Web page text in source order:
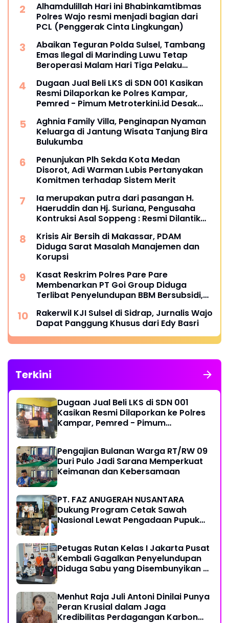
Alhamdulillah Hari ini Bhabinkamtibmas
Polres Wajo resmi menjadi bagian dari
PCL (Penggerak Cinta Lingkungan)
Abaikan Teguran Polda Sulsel, Tambang
Emas Ilegal di Marinding Luwu Tetap
Beroperasi Malam Hari Tiga Pelaku
Dugaan Jual Beli LKS di SDN 001 Kasikan
Resmi Dilaporkan ke Polres Kampar,
Pemred - Pimum Metroterkini.id Desak
Aghnia Family Villa, Penginapan Nyaman
Keluarga di Jantung Wisata Tanjung Bira
Bulukumba
Penunjukan Plh Sekda Kota Medan
Disorot, Adi Warman Lubis Pertanyakan
Komitmen terhadap Sistem Merit
Ia merupakan putra dari pasangan H.
Haeruddin dan Hj. Suriana, Pengusaha
Kontruksi Asal Soppeng : Resmi Dilantik
Krisis Air Bersih di Makassar, PDAM
Diduga Sarat Masalah Manajemen dan
Korupsi
Kasat Reskrim Polres Pare Pare
Membenarkan PT Goi Group Diduga
Terlibat Penyelundupan BBM Bersubsidi,
pare
Rakerwil KJI Sulsel di Sidrap, Jurnalis Wajo
Dapat Panggung Khusus dari Edy Basri
Terkini
Dugaan Jual Beli LKS di SDN 001
Kasikan Resmi Dilaporkan ke Polres
Kampar, Pemred - Pimum
Pengajian Bulanan Warga RT/RW 09
Duri Pulo Jadi Sarana Memperkuat
Keimanan dan Kebersamaan
PT. FAZ ANUGERAH NUSANTARA
Dukung Program Cetak Sawah
Nasional Lewat Pengadaan Pupuk
Petugas Rutan Kelas I Jakarta Pusat
Kembali Gagalkan Penyelundupan
Diduga Sabu yang Disembunyikan di
Menhut Raja Juli Antoni Dinilai Punya
Peran Krusial dalam Jaga
Kredibilitas Perdagangan Karbon